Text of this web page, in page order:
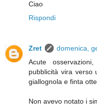
Ciao
Rispondi
Zret
domenica,
Acute
pubblicità vira verso
giallognola e finta
Non avevo notato i